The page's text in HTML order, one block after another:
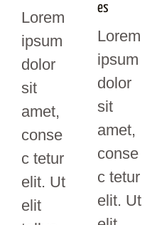
Lorem
ipsum
dolor
sit
amet,
conse
c tetur
elit. Ut
elit
es
Lorem
ipsum
dolor
sit
amet,
conse
c tetur
elit. Ut